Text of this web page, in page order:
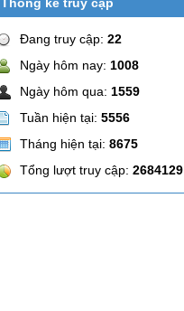
Đang truy cập: 22
Ngày hôm nay: 1008
Ngày hôm qua: 1559
Tuần hiện tại: 5556
Tháng hiện tại: 8675
Tổng lượt truy cập: 2684129